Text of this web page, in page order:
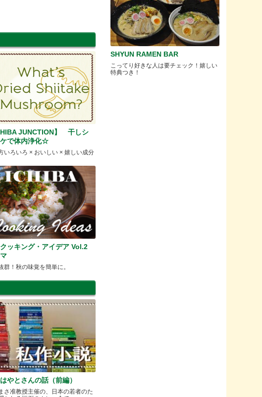
JUNCTION】 干しシ
で体内浄化☆
いろいろ × おいしい × 嬉しい成分
ッキング・アイデア Vol.2
群！秋の味覚を簡単に。
やとさんの話（前編）
さ准教授主催の、日本の若者のた
SHYUN RAMEN BAR
こってり好きな人は要チェック！嬉しい
特典つき！